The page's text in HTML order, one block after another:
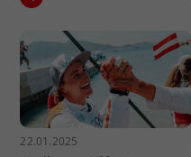
22.01.2025